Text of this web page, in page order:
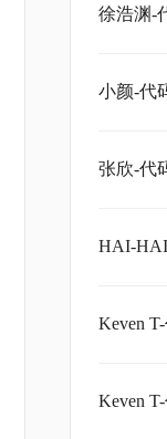
徐浩渊-
小颜-代
张欣-代
HAI-
Keven
Keven